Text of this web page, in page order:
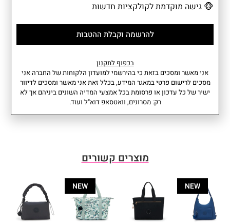
מידע נוסף
• כיסים פנימיים: 3 כיסים: 1 עם
רוכסן + 2 פתוחים • תאים מרכזיים:
1 עם סגירת רוכסן • תאים
פונקציונליים: 3 (1 לפטופ + 2 עט) •
גודל תא מחשב: גובה: 25 | רוחב: 44
מאפיינים
בד פנימי: 100% פוליאסטר
ממוחזר.
נפח: 15 ליטר
משקל: 0.47 קג
עוד
מוצרים קשורים
NEW
NEW
🐵 גישה מוקדמת לקולקציות חדשות
להרשמה וקבלת ההטבות
בכפוף לתקנון
אני מאשר ומסכים בזאת כי בהירשמי למועדון הלקוחות של החברה אני
מסכים לרישום פרטי במאגר המידע, בכלל זאת אני מאשר ומסכים לדיוור
ישיר של כל עדכון או פרסומת בכל אמצעי המדיה השונים ביניהם אך לא
רק: מסרונים, וואטסאפ דוא"ל ועוד.